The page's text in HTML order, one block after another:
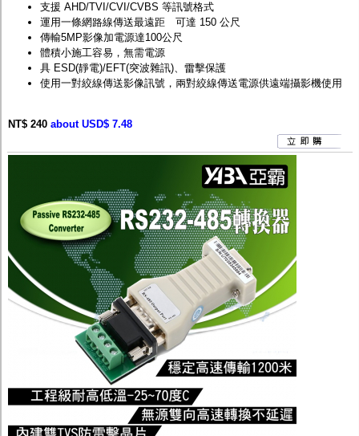
支援 AHD/TVI/CVI/CVBS 等訊號格式
運用一條網路線傳送最遠距離可達 150 公尺
傳輸5MP影像加電源達100公尺
體積小施工容易，無需電源
具 ESD(靜電)/EFT(突波雜訊)、雷擊保護
使用一對絞線傳送影像訊號，兩對絞線傳送電源供遠端攝影機使用
NT$ 240 about USD$ 7.48